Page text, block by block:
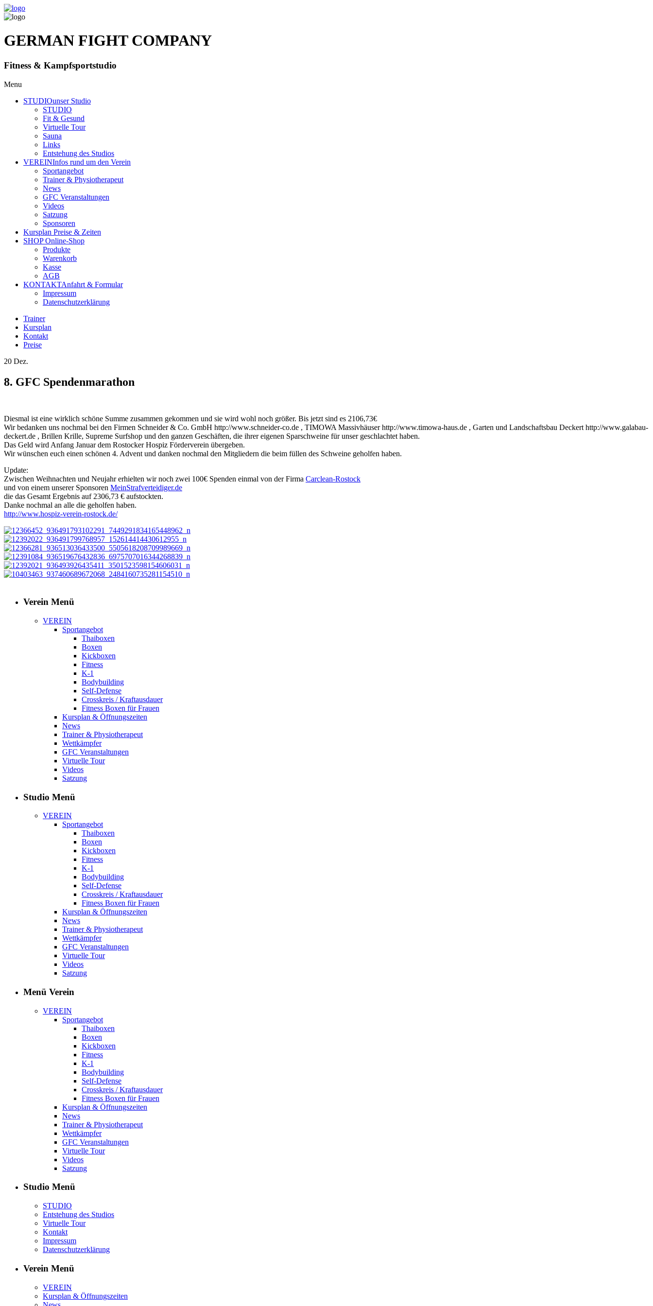
GERMAN FIGHT COMPANY
Fitness & Kampfsportstudio
Menu
STUDIOunser Studio
STUDIO
Fit & Gesund
Virtuelle Tour
Sauna
Links
Entstehung des Studios
VEREINInfos rund um den Verein
Sportangebot
Trainer& Physiotherapeut
News
GFC Veranstaltungen
Videos
Satzung
Sponsoren
Kursplan Preise & Zeiten
SHOPOnline-Shop
Produkte
Warenkorb
Kasse
AGB
KONTAKTAnfahrt & Formular
Impressum
Datenschutzerklärung
Trainer
Kursplan
Kontakt
Preise
20 Dez.
8. GFC Spendenmarathon
Diesmal ist eine wirklich schöne Summe zusammen gekommen und sie wird wohl noch größer. Bis jetzt sind es 2106,73€
Wir bedanken uns nochmal bei den Firmen Schneider & Co. GmbH http://www.schneider-co.de , TIMOWA Massivhäuser http://www.timowa-haus.de , Garten und Landschaftsbau Deckert http://www.galabau-
deckert.de , Brillen Krille, Supreme Surfshop und den ganzen Geschäften, die ihrer eigenen Sparschweine für unser geschlachtet haben.
Das Geld wird Anfang Januar dem Rostocker Hospiz Förderverein übergeben.
Wir wünschen euch einen schönen 4. Advent und danken nochmal den Mitgliedern die beim füllen des Schweine geholfen haben.
Update:
Zwischen Weihnachten und Neujahr erhielten wir noch zwei 100€ Spenden einmal von der Firma Carclean-Rostock
und von einem unserer Sponsoren MeinStrafverteidiger.de
die das Gesamt Ergebnis auf 2306,73 € aufstockten.
Danke nochmal an alle die geholfen haben.
http://www.hospiz-verein-rostock.de/
Verein Menü
VEREIN
Sportangebot
Thaiboxen
Boxen
Kickboxen
Fitness
K-1
Bodybuilding
Self-Defense
Crosskreis / Kraftausdauer
Fitness Boxen für Frauen
Kursplan & Öffnungszeiten
News
Trainer & Physiotherapeut
Wettkämpfer
GFC Veranstaltungen
Virtuelle Tour
Videos
Satzung
Studio Menü
VEREIN
Sportangebot
Thaiboxen
Boxen
Kickboxen
Fitness
K-1
Bodybuilding
Self-Defense
Crosskreis / Kraftausdauer
Fitness Boxen für Frauen
Kursplan & Öffnungszeiten
News
Trainer & Physiotherapeut
Wettkämpfer
GFC Veranstaltungen
Virtuelle Tour
Videos
Satzung
Menü Verein
VEREIN
Sportangebot
Thaiboxen
Boxen
Kickboxen
Fitness
K-1
Bodybuilding
Self-Defense
Crosskreis / Kraftausdauer
Fitness Boxen für Frauen
Kursplan & Öffnungszeiten
News
Trainer & Physiotherapeut
Wettkämpfer
GFC Veranstaltungen
Virtuelle Tour
Videos
Satzung
Studio Menü
STUDIO
Entstehung des Studios
Virtuelle Tour
Kontakt
Impressum
Datenschutzerklärung
Verein Menü
VEREIN
Kursplan & Öffnungszeiten